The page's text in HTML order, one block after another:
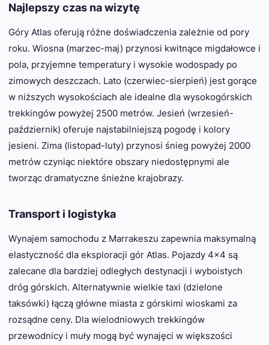
Najlepszy czas na wizytę
Góry Atlas oferują różne doświadczenia zależnie od pory
roku. Wiosna (marzec-maj) przynosi kwitnące migdałowce i
pola, przyjemne temperatury i wysokie wodospady po
zimowych deszczach. Lato (czerwiec-sierpień) jest gorące
w niższych wysokościach ale idealne dla wysokogórskich
trekkingów powyżej 2500 metrów. Jesień (wrzesień-
październik) oferuje najstabilniejszą pogodę i kolory
jesieni. Zima (listopad-luty) przynosi śnieg powyżej 2000
metrów czyniąc niektóre obszary niedostępnymi ale
tworząc dramatyczne śnieżne krajobrazy.
Transport i logistyka
Wynajem samochodu z Marrakeszu zapewnia maksymalną
elastyczność dla eksploracji gór Atlas. Pojazdy 4×4 są
zalecane dla bardziej odległych destynacji i wyboistych
dróg górskich. Alternatywnie wielkie taxi (dzielone
taksówki) łączą główne miasta z górskimi wioskami za
rozsądne ceny. Dla wielodniowych trekkingów
przewodnicy i muły mogą być wynajęci w większości